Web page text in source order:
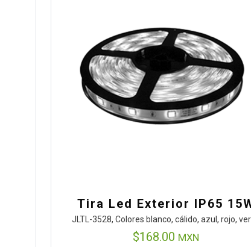
Tira Led Exterior IP65
JLTL-3528, Colores blanco, cálido, azul, rojo,
$168.00 MXN